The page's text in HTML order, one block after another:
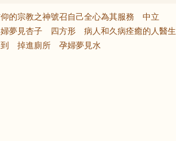
的宗教之神號召自己全心為其服務
中立
夢見杏子 四方形
病人和久病痊癒的人醫生
掉進廁所 孕婦夢見水